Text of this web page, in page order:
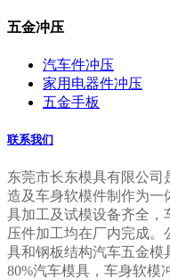
五金冲压
汽车件冲压
家用电器件冲压
五金手板
联系我们
东莞市长东模具有限公司
造及车身软模件制作为一
具加工及试模设备齐全，
压件加工均在厂内完成。
具和钢板结构汽车五金模
80%汽车模具，车身软模